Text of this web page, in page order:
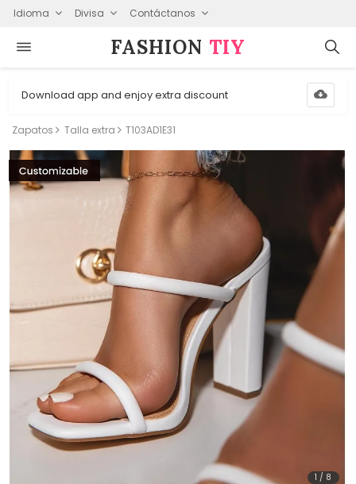
Idioma Divisa Contáctanos
FASHION⁠ TIY
Download app and enjoy extra discount
Zapatos Talla extra T103AD1E31
1 / 8